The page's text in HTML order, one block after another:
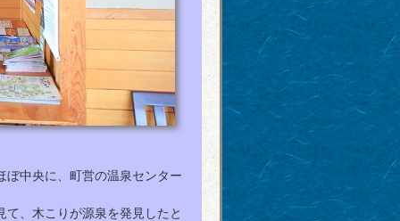
中央に、町営の温泉センター
、木こりが源泉を発見したと